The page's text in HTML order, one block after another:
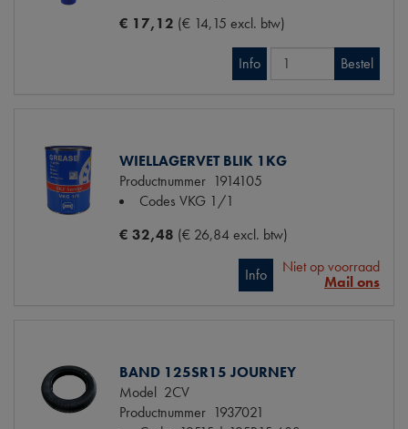
€ 17,12 (€ 14,15 excl. btw)
Info Bestel
WIELLAGERVET BLIK 1KG
Productnummer 1914105
Codes VKG 1/1
€ 32,48 (€ 26,84 excl. btw)
Info
Niet op voorraad
Mail ons
BAND 125SR15 JOURNEY
Model 2CV
Productnummer 1937021